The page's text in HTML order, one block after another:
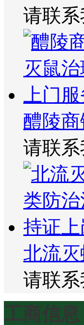
请联
醴陵
请联
北流
请联
工商信息